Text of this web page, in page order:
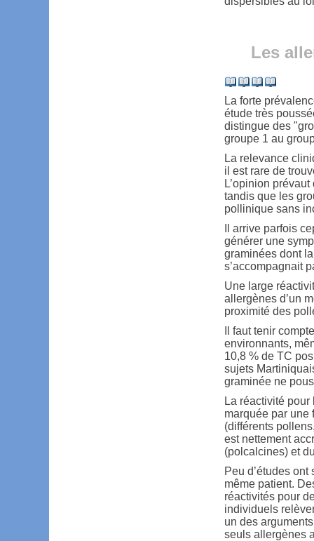
Les
La forte
étude très
distingue des
groupe 1 au
La relevance
il est rare de
L’opinion
tandis que les
pollinique sans
Il arrive parfois
générer une
graminées dont
s’accompagnait
Une large
allergènes d’un
proximité des
Il faut tenir
environnants,
10,8 % de TC
sujets
graminée ne
La réactivité
marquée par
(différents
est nettement
(polcalcines) et
Peu d’études
même patient.
réactivités pour
individuels
un des
seuls allergènes